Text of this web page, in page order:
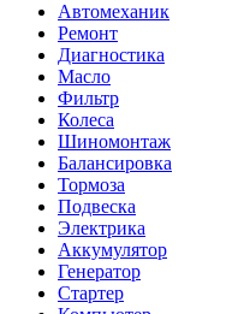
Автомеханик
Ремонт
Диагностика
Масло
Фильтр
Колеса
Шиномонтаж
Балансировка
Тормоза
Подвеска
Электрика
Аккумулятор
Генератор
Стартер